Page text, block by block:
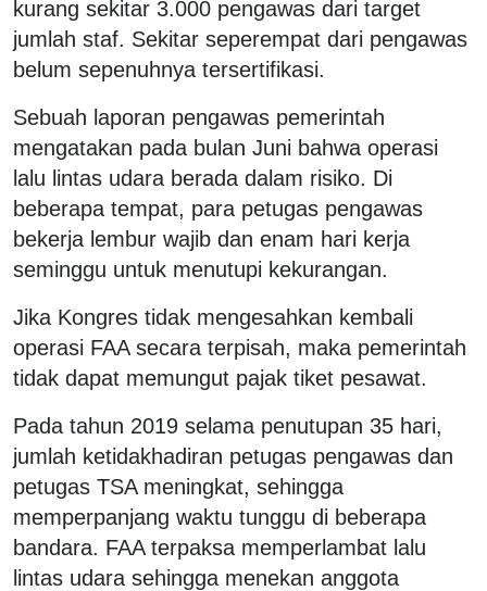
kurang sekitar 3.000 pengawas dari target
jumlah staf. Sekitar seperempat dari pengawas
belum sepenuhnya tersertifikasi.
Sebuah laporan pengawas pemerintah
mengatakan pada bulan Juni bahwa operasi
lalu lintas udara berada dalam risiko. Di
beberapa tempat, para petugas pengawas
bekerja lembur wajib dan enam hari kerja
seminggu untuk menutupi kekurangan.
Jika Kongres tidak mengesahkan kembali
operasi FAA secara terpisah, maka pemerintah
tidak dapat memungut pajak tiket pesawat.
Pada tahun 2019 selama penutupan 35 hari,
jumlah ketidakhadiran petugas pengawas dan
petugas TSA meningkat, sehingga
memperpanjang waktu tunggu di beberapa
bandara. FAA terpaksa memperlambat lalu
lintas udara sehingga menekan anggota